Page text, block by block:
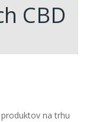
CBD
na trhu